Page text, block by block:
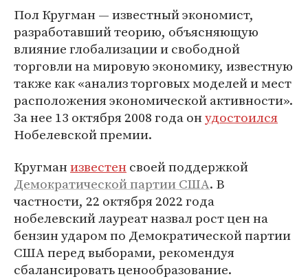
Пол Кругман — известный экономист,
разработавший теорию, объясняющую
влияние глобализации и свободной
торговли на мировую экономику, известную
также как «анализ торговых моделей и мест
расположения экономической активности».
За нее 13 октября 2008 года онудостоился
Нобелевской премии.
Кругманизвестенсвоей поддержкой
Демократической партии США. В
частности, 22 октября 2022 года
нобелевский лауреат назвал рост цен на
бензин ударом по Демократической партии
США перед выборами, рекомендуя
сбалансировать ценообразование.